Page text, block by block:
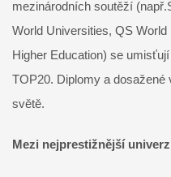
mezinárodních soutěží
World Universities, QS
Higher Education) se
TOP20. Diplomy a dosažené
světě.
Mezi nejprestižnější